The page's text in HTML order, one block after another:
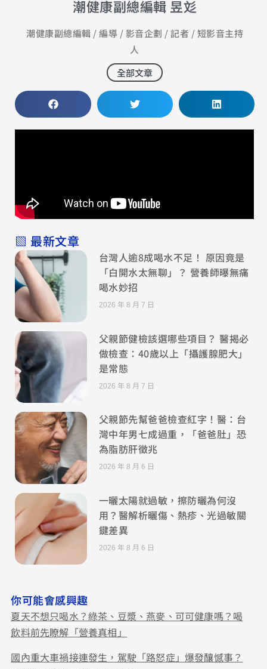
潮健康副總編輯 昱彣
潮健康副總編輯 / 編導 / 影音企劃 / 記者 / 短影音主持
人
全部文章
▧ 最新文章
台灣人逾8成喝水不足！ 原因竟是
「白開水太無聊」？ 營養師曝無痛
喝水妙招
2026 年 8 月 7 日
父親節健檢該選哪些項目？ 醫揭必
做檢查：40歲以上「攝護腺肥大」
是常態
2026 年 8 月 7 日
父親節先幫爸爸檢查紅字！醫：台
灣中年男七成過重，「爸爸肚」恐
為脂肪肝徵兆
2026 年 8 月 6 日
一曬太陽就過敏，擦防曬為何沒
用？醫解析曬傷、熱疹、光過敏關
鍵差異
2026 年 8 月 6 日
你可能會感興趣
夏天不想只喝水？綠茶、豆漿、燕麥、可可健康嗎？喝
飲料前先瞭解「營養真相」
國內重大車禍接連發生，駕駛「路怒症」爆發釀憾事？